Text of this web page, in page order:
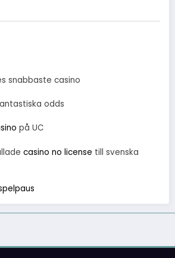
snabbaste casino
odds
på UC
casino no license till svenska